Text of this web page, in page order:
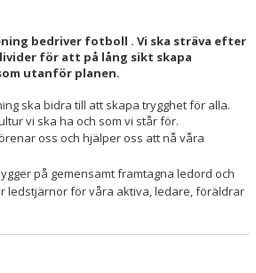
bedriver fotboll . Vi ska sträva efter
för att på lång sikt skapa
utanför planen.
ska bidra till att skapa trygghet för alla.
vi ska ha och som vi står för.
oss och hjälper oss att nå våra
på gemensamt framtagna ledord och
ledstjärnor för våra aktiva, ledare, föräldrar